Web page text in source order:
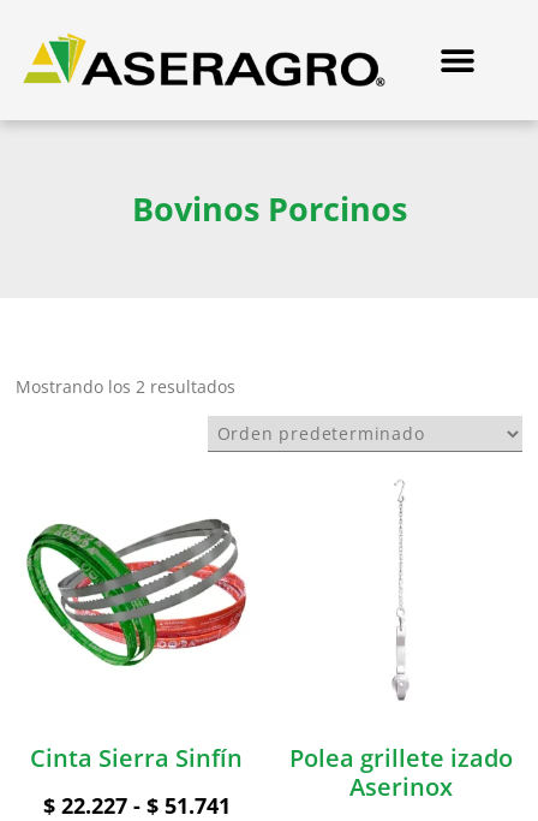
Bovinos Porcinos
Mostrando los 2 resultados
Cinta Sierra Sinfín
$22.227 - $51.741
Polea grillete izado
Aserinox